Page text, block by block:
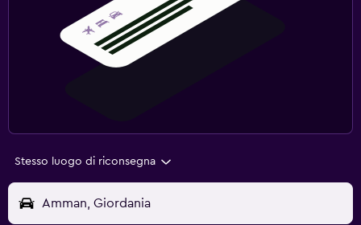
Stesso luogo di riconsegna
Amman, Giordania